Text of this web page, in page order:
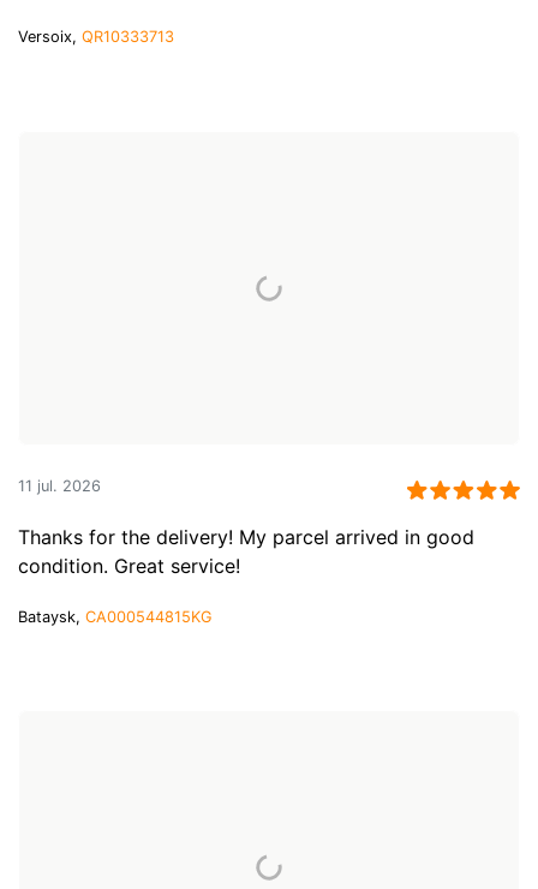
Versoix, QR10333713
11 jul. 2026
Thanks for the delivery! My parcel arrived in good
condition. Great service!
Bataysk, CA000544815KG